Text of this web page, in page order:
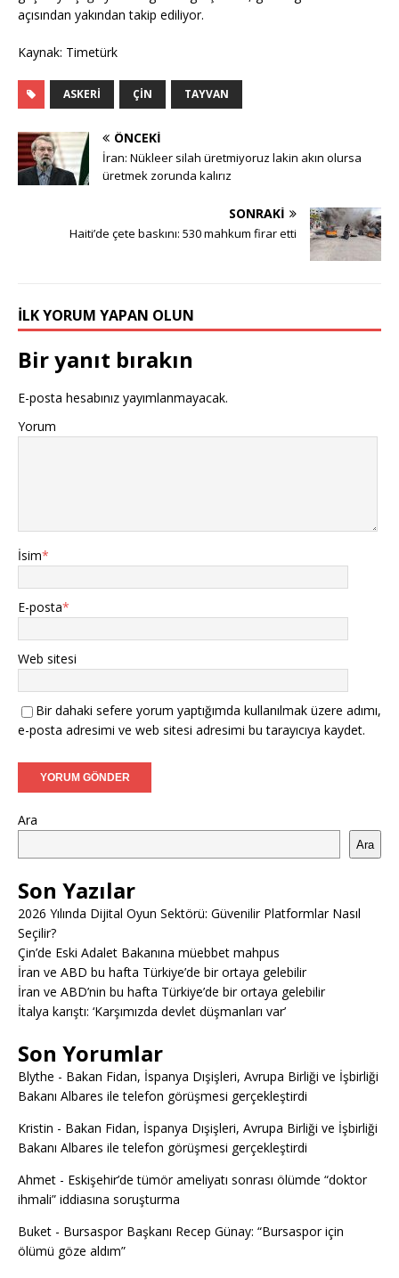
açısından yakından takip ediliyor.
Kaynak: Timetürk
ASKERI ÇIN TAYVAN
ÖNCEKI
İran: Nükleer silah üretmiyoruz lakin akın olursa
üretmek zorunda kalırız
SONRAKI
Haiti’de çete baskını: 530 mahkum firar etti
İLK YORUM YAPAN OLUN
Bir yanıt bırakın
E-posta hesabınız yayımlanmayacak.
Yorum
İsim*
E-posta*
Web sitesi
Bir dahaki sefere yorum yaptığımda kullanılmak üzere adımı,
e-posta adresimi ve web sitesi adresimi bu tarayıcıya kaydet.
Ara
Ara
Son Yazılar
2026 Yılında Dijital Oyun Sektörü: Güvenilir Platformlar Nasıl
Seçilir?
Çin’de Eski Adalet Bakanına müebbet mahpus
İran ve ABD bu hafta Türkiye’de bir ortaya gelebilir
İran ve ABD’nin bu hafta Türkiye’de bir ortaya gelebilir
İtalya karıştı: ‘Karşımızda devlet düşmanları var’
Son Yorumlar
Blythe - Bakan Fidan, İspanya Dışişleri, Avrupa Birliği ve İşbirliği
Bakanı Albares ile telefon görüşmesi gerçekleştirdi
Kristin - Bakan Fidan, İspanya Dışişleri, Avrupa Birliği ve İşbirliği
Bakanı Albares ile telefon görüşmesi gerçekleştirdi
Ahmet - Eskişehir’de tümör ameliyatı sonrası ölümde “doktor
ihmali” iddiasına soruşturma
Buket - Bursaspor Başkanı Recep Günay: “Bursaspor için
ölümü göze aldım”